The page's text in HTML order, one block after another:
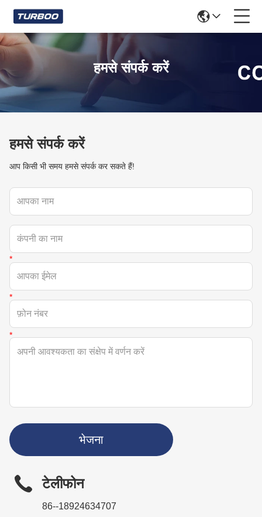
हमसे संपर्क करें
हमसे संपर्क करें
आप किसी भी समय हमसे संपर्क कर सकते हैं!
भेजना
टेलीफोन
86--18924634707